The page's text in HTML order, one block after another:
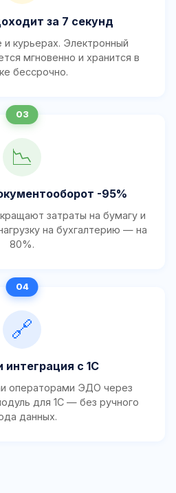
за 7 секунд
и курьерах. Электронный
мгновенно и хранится в
бессрочно.
📉
-95%
затраты на бумагу и
на бухгалтерию — на
80%.
🔗
интеграция с 1С
операторами ЭДО через
для 1С — без ручного
данных.